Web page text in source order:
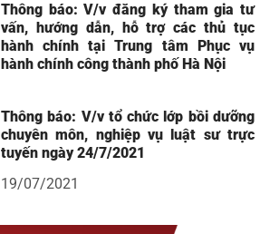
Thông báo: V/v đăng ký tham gia tư
vấn, hướng dẫn, hỗ trợ các thủ tục
hành chính tại Trung tâm Phục vụ
hành chính công thành phố Hà Nội
Thông báo: V/v tổ chức lớp bồi dưỡng
chuyên môn, nghiệp vụ luật sư trực
tuyến ngày 24/7/2021
19/07/2021